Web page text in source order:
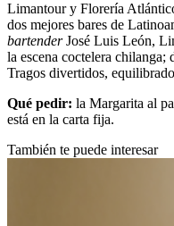
Limantour y Florería
dos mejores bares de
bartenderJosé Luis León,
la escena coctelera chilanga;
Tragos divertidos,
Qué pedir: la Margarita al
está en la carta fija.
También te puede interesar